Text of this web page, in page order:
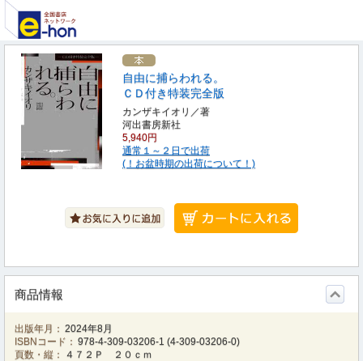
自由に捕らわれる。
ＣＤ付き特装完全版
カンザキイオリ／著
河出書房新社
5,940円
通常１～２日で出荷
(！お盆時期の出荷について！)
商品情報
出版年月： 2024年8月
ISBNコード： 978-4-309-03206-1 (4-309-03206-0)
頁数・縦：
４７２Ｐ ２０ｃｍ